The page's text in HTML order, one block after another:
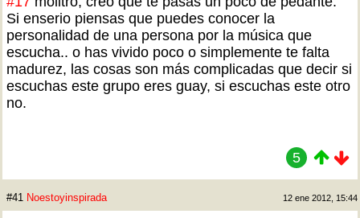
Si enserio piensas que puedes conocer la
personalidad de una persona por la música que
escucha.. o has vivido poco o simplemente te falta
madurez, las cosas son más complicadas que decir si
escuchas este grupo eres guay, si escuchas este otro
no.
5
#41 Noestoyinspirada 12 ene 2012, 15:44